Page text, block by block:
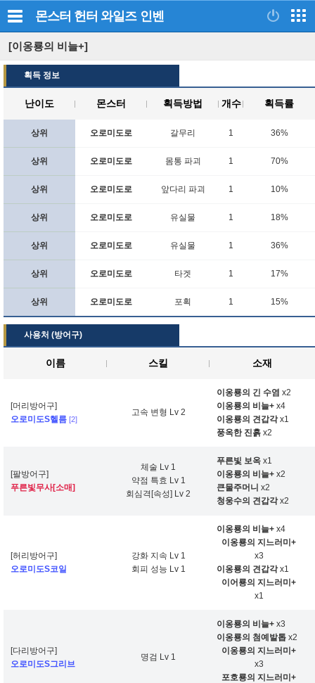
몬스터 헌터 와일즈 인벤
[이옹룡의 비늘+]
획득 정보
난이도 몬스터 획득방법 개수 획득률
상위 오로미도로 갈무리 1 36%
상위 오로미도로 몸통 파괴 1 70%
상위 오로미도로 앞다리 파괴 1 10%
상위 오로미도로 유실물 1 18%
상위 오로미도로 유실물 1 36%
상위 오로미도로 타겟 1 17%
상위 오로미도로 포획 1 15%
사용처 (방어구)
이름 스킬 소재
[머리방어구]
오로미도S헬름 [2]
고속 변형 Lv 2
이옹룡의 긴 수염 x2
이옹룡의 비늘+ x4
이옹룡의 견갑각x1
풍옥한 진흙 x2
[팔방어구]
푸른빛무사[소매]
체술 Lv 1
약점 특효 Lv 1
회심격[속성] Lv 2
푸른빛 보옥 x1
이옹룡의 비늘+ x2
큰물주머니 x2
청웅수의 견갑각x2
[허리방어구]
오로미도S코일
강화 지속 Lv 1
회피 성능 Lv 1
이옹룡의 비늘+ x4
이옹룡의 지느러미+
x3
이옹룡의 견갑각x1
이어룡의 지느러미+
x1
[다리방어구]
오로미도S그리브
명검 Lv 1
이옹룡의 비늘+ x3
이옹룡의 첨예발톱 x2
이옹룡의 지느러미+
x3
포호룡의 지느러미+